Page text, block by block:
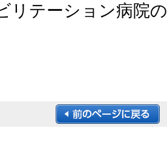
テーション病院の